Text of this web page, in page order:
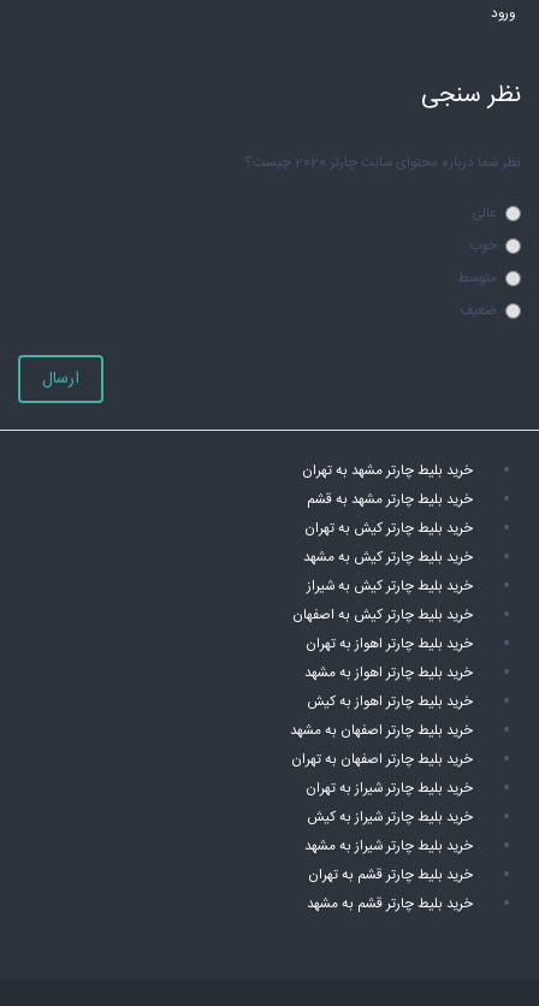
ورود
نظر سنجی
نظر شما درباره محتوای سایت چارتر 2020 چیست؟
عالی
خوب
متوسط
ضعیف
ارسال
خرید بلیط چارتر مشهد به تهران
خرید بلیط چارتر مشهد به قشم
خرید بلیط چارتر کیش به تهران
خرید بلیط چارتر کیش به مشهد
خرید بلیط چارتر کیش به شیراز
خرید بلیط چارتر کیش به اصفهان
خرید بلیط چارتر اهواز به تهران
خرید بلیط چارتر اهواز به مشهد
خرید بلیط چارتر اهواز به کیش
خرید بلیط چارتر اصفهان به مشهد
خرید بلیط چارتر اصفهان به تهران
خرید بلیط چارتر شیراز به تهران
خرید بلیط چارتر شیراز به کیش
خرید بلیط چارتر شیراز به مشهد
خرید بلیط چارتر قشم به تهران
خرید بلیط چارتر قشم به مشهد